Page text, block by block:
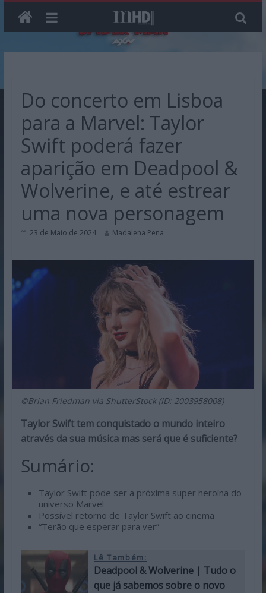
contentDo concerto em Lisboa
para a Marvel: Taylor
Swift poderá fazer
aparição em Deadpool &
Wolverine, e até estrear
uma nova personagem
23 de Maio de 2024 Madalena Pena
©Brian Friedman via ShutterStock (ID: 2003958008)
Taylor Swift tem conquistado o mundo inteiro
através da sua música mas será que é suficiente?
Sumário:
Taylor Swift pode ser a próxima super heroína do
universo Marvel
Possível retorno de Taylor Swift ao cinema
“Terão que esperar para ver”
Lê Também:
Deadpool & Wolverine | Tudo o
que já sabemos sobre o novo